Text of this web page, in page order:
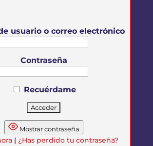
usuario o correo electrónico
Contraseña
Recuérdame
Mostrar contraseña
| ¿Has perdido tu contraseña?